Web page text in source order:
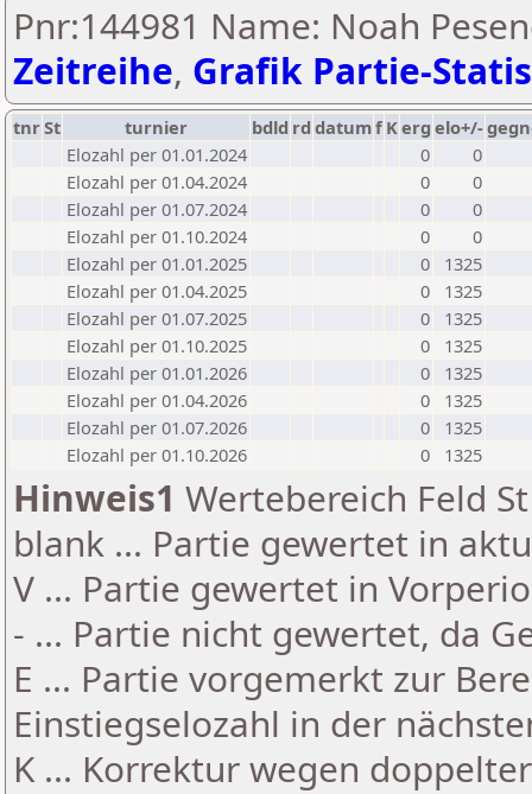
Pnr:144981 Name: Noah
Zeitreihe, Grafik Partie-
tnrSt turnier bdld rd datumf Kerg elo+/-
Elozahl per 01.01.2024
0
0
Elozahl per 01.04.2024
0
0
Elozahl per 01.07.2024
0
0
Elozahl per 01.10.2024
0
0
Elozahl per 01.01.2025
0
1325
Elozahl per 01.04.2025
0
1325
Elozahl per 01.07.2025
0
1325
Elozahl per 01.10.2025
0
1325
Elozahl per 01.01.2026
0
1325
Elozahl per 01.04.2026
0
1325
Elozahl per 01.07.2026
0
1325
Elozahl per 01.10.2026
0 1325
Hinweis1 Wertebereich Feld
blank ... Partie gewertet in
V ... Partie gewertet in
- ... Partie nicht gewertet, da
E ... Partie vorgemerkt zur
Einstiegselozahl in der
K ... Korrektur wegen